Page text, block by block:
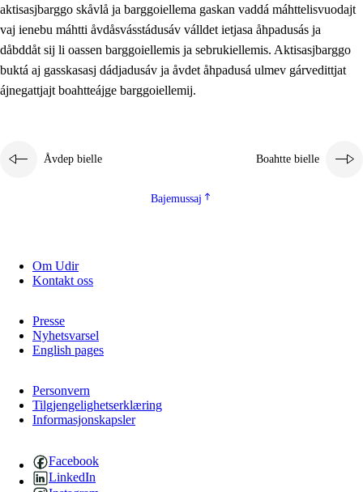
3.2 Åhpadibme ja hiebadum åhpadus
3.3 Aktisasjbarggo sijda ja skåvlå gaskan
3.4 Åhpadus åhpadusvidnudagán ja barggoiellemin
aktisasjbarggo skåvlå ja barggoiellema gaskan vaddá máhttelisvuodajt
vaj ienebu máhtti åvdåsvásstádusáv válldet ietjasa åhpadusás ja
dåbddåt sij li oassen barggoiellemis ja sebrukiellemis. Aktisasjbarggo
buktá aj gasskasasj dádjadusáv ja åvdet åhpadusá ulmev gárvedittjat
ájnegattjajt boahtteájge barggoiellemij.
Åvdep bielle Boahtte bielle
Bajemussaj
Om Udir
Kontakt oss
Presse
Nyhetsvarsel
English pages
Personvern
Tilgjengelighetserklæring
Informasjonskapsler
Facebook
LinkedIn